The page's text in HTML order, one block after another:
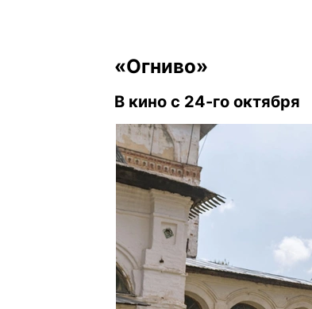
«Огниво»
В кино с 24-го октября